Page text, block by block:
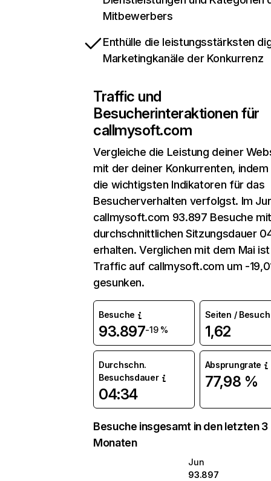
Mitbewerbers
Enthülle die leistungsstärksten
Marketingkanäle der Konkurrenz
Traffic und
Besucherinteraktionen für
callmysoft.com
Vergleiche die Leistung deiner
mit der deiner Konkurrenten, indem
die wichtigsten Indikatoren für das
Besucherverhalten verfolgst. Im
callmysoft.com 93.897 Besuche
durchschnittlichen Sitzungsdauer
erhalten. Verglichen mit dem Mai
Traffic auf callmysoft.com um -
gesunken.
Besuche
93.897-19 %
Seiten / Besuch
1,62
Durchschn.
Besuchsdauer
04:34
Absprungrate
77,98 %
Besuche insgesamt in den letzten 3
Monaten
Jun
93.897